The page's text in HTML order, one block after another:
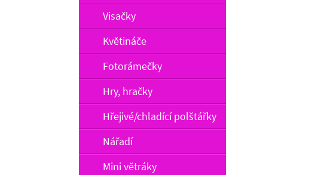
Visačky
Květináče
Fotorámečky
Hry, hračky
Hřejivé/chladící polštářky
Nářadí
Mini větráky